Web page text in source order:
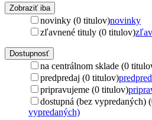
Zobraziť iba
novinky (0 titulov)novinky
zľavnené tituly (0 titulov)
Dostupnosť
na centrálnom sklade (0
predpredaj (0 titulov)
pripravujeme (0 titulov)
dostupná (bez vypredaných)
vypredaných)